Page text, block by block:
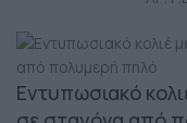
Εντυπωσιακό